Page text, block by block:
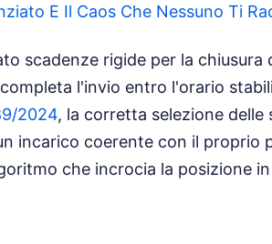
E Il Caos Che Nessuno Ti
scadenze rigide per la chiusura
l'invio entro l'orario
2024, la corretta selezione delle
incarico coerente con il proprio
che incrocia la posizione